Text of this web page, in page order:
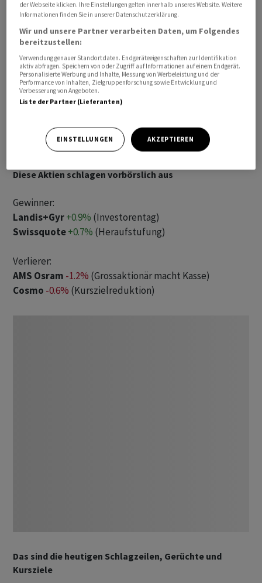
Diese Aktien schlagen vorbörslich aus
Gewinner:
Landis+Gyr+0.9% (Investorentag)
Swissquote+0.7% (Heraufstufung)
Verlierer:
AMS Osram -1.2% (Grossaktionär macht Kasse)
Cosmo -0.6% (Kurszielreduktion)
Das sind die heutigen Schlagzeilen, Gerüchte und
Kursziele
der Webseite klicken. Ihre Einstellungen gelten innerhalb unseres Website. Weitere
Informationen finden Sie in unserer Datenschutzerklärung.
Wir und unsere Partner verarbeiten Daten, um Folgendes
bereitzustellen:
Verwendung genauer Standortdaten. Endgeräteeigenschaften zur Identifikation
aktiv abfragen. Speichern von oder Zugriff auf Informationen auf einem Endgerät.
Personalisierte Werbung und Inhalte, Messung von Werbeleistung und der
Performance von Inhalten, Zielgruppenforschung sowie Entwicklung und
Verbesserung von Angeboten.
Liste der Partner (Lieferanten)
EINSTELLUNGEN AKZEPTIEREN